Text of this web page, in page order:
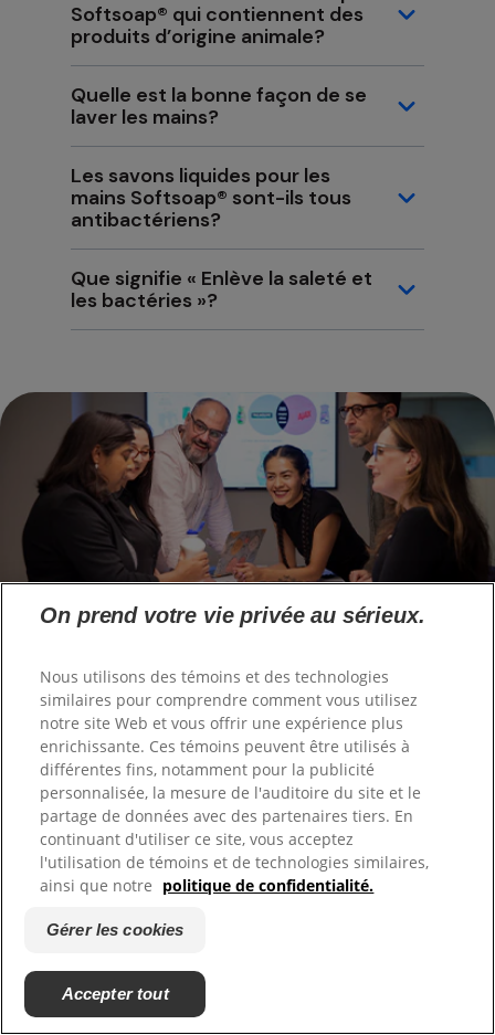
Softsoap® qui contiennent des
produits d’origine animale?
Quelle est la bonne façon de se
laver les mains?
Les savons liquides pour les
mains Softsoap® sont-ils tous
antibactériens?
Que signifie « Enlève la saleté et
les bactéries »?
Bâtir un avenir plus sain
Nous œuvrons pour un avenir meilleur pour tous,
pour leurs animaux de compagnie et pour notre
planète.
Qui sommes-nous ?s’ouvre dans un nouvel onglet
On prend votre vie privée au sérieux.
Nous utilisons des témoins et des technologies
similaires pour comprendre comment vous utilisez
notre site Web et vous offrir une expérience plus
enrichissante. Ces témoins peuvent être utilisés à
différentes fins, notamment pour la publicité
personnalisée, la mesure de l'auditoire du site et le
partage de données avec des partenaires tiers. En
continuant d'utiliser ce site, vous acceptez
l'utilisation de témoins et de technologies similaires,
ainsi que notre politique de confidentialité.
Gérer les cookies
Accepter tout